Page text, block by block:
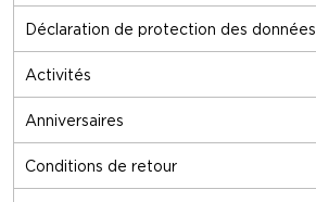
Déclaration de protection des données
Activités
Anniversaires
Conditions de retour